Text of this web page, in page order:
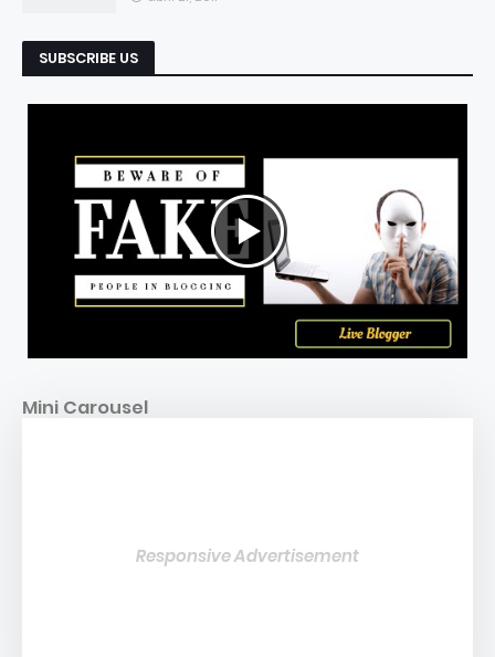
SUBSCRIBE US
Mini Carousel
Responsive Advertisement